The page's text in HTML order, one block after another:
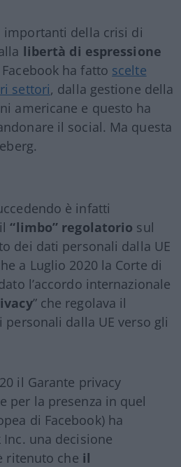
della crisi di
libertà di espressione
Facebook ha fatto scelte
settori, dalla gestione della
americane e questo ha
il social. Ma questa
è infatti
il“limbo” regolatorio sul
dei dati personali dalla UE
a Luglio 2020 la Corte di
l’accordo internazionale
” che regolava il
dalla UE verso gli
il Garante privacy
per la presenza in quel
di Facebook) ha
una decisione
ritenuto che il